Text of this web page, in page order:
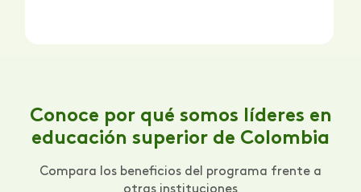
Conoce por qué somos líderes en
educación superior de Colombia
Compara los beneficios del programa frente a